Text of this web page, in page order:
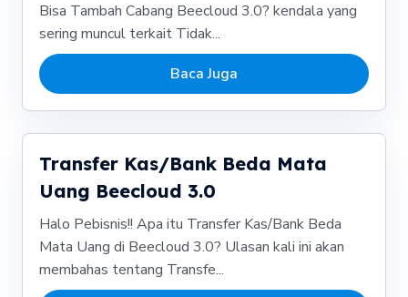
Bisa Tambah Cabang Beecloud 3.0? kendala yang
sering muncul terkait Tidak...
Baca Juga
Transfer Kas/Bank Beda Mata
Uang Beecloud 3.0
Halo Pebisnis!! Apa itu Transfer Kas/Bank Beda
Mata Uang di Beecloud 3.0? Ulasan kali ini akan
membahas tentang Transfe...